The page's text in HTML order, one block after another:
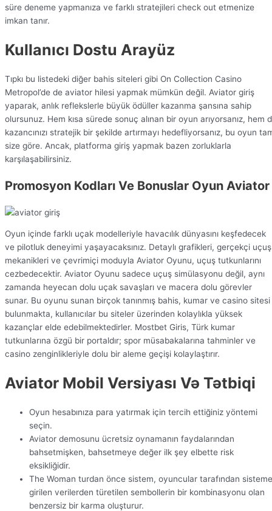
süre deneme yapmanıza ve farklı stratejileri check out etmenize
imkan tanır.
Kullanıcı Dostu Arayüz
Tıpkı bu listedeki diğer bahis siteleri gibi On Collection Casino
Metropol’de de aviator hilesi yapmak mümkün değil. Aviator giriş
yaparak, anlık reflekslerle büyük ödüller kazanma şansına sahip
olursunuz. Hem kısa sürede sonuç alınan bir oyun arıyorsanız, hem
kazancınızı stratejik bir şekilde artırmayı hedefliyorsanız, bu oyun
size göre. Ancak, platforma giriş yapmak bazen zorluklarla
karşılaşabilirsiniz.
Promosyon Kodları Ve Bonuslar Oyun Aviator
Oyun içinde farklı uçak modelleriyle havacılık dünyasını keşfedecek
ve pilotluk deneyimi yaşayacaksınız. Detaylı grafikleri, gerçekçi uçuş
mekanikleri ve çevrimiçi moduyla Aviator Oyunu, uçuş tutkunlarını
cezbedecektir. Aviator Oyunu sadece uçuş simülasyonu değil, aynı
zamanda heyecan dolu uçak savaşları ve macera dolu görevler
sunar. Bu oyunu sunan birçok tanınmış bahis, kumar ve casino sitesi
bulunmakta, kullanıcılar bu siteler üzerinden kolaylıkla yüksek
kazançlar elde edebilmektedirler. Mostbet Giris, Türk kumar
tutkunlarına özgü bir portaldır; spor müsabakalarına tahminler ve
casino zenginlikleriyle dolu bir aleme geçişi kolaylaştırır.
Aviator Mobil Versiyası Və Tətbiqi
Oyun hesabınıza para yatırmak için tercih ettiğiniz yöntemi
seçin.
Aviator demosunu ücretsiz oynamanın faydalarından
bahsetmişken, bahsetmeye değer ilk şey elbette risk
eksikliğidir.
The Woman turdan önce sistem, oyuncular tarafından sisteme
girilen verilerden türetilen sembollerin bir kombinasyonu olan
benzersiz bir karma oluşturur.